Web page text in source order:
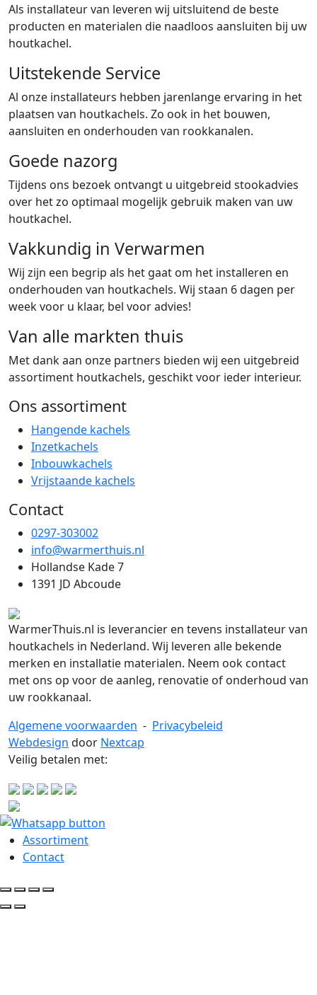
Als installateur van leveren wij uitsluitend de beste
producten en materialen die naadloos aansluiten bij uw
houtkachel.
Uitstekende Service
Al onze installateurs hebben jarenlange ervaring in het
plaatsen van houtkachels. Zo ook in het bouwen,
aansluiten en onderhouden van rookkanalen.
Goede nazorg
Tijdens ons bezoek ontvangt u uitgebreid stookadvies
over het zo optimaal mogelijk gebruik maken van uw
houtkachel.
Vakkundig in Verwarmen
Wij zijn een begrip als het gaat om het installeren en
onderhouden van houtkachels. Wij staan 6 dagen per
week voor u klaar, bel voor advies!
Van alle markten thuis
Met dank aan onze partners bieden wij een uitgebreid
assortiment houtkachels, geschikt voor ieder interieur.
Ons assortiment
Hangende kachels
Inzetkachels
Inbouwkachels
Vrijstaande kachels
Contact
0297-303002
info@warmerthuis.nl
Hollandse Kade 7
1391 JD Abcoude
WarmerThuis.nl is leverancier en tevens installateur van
houtkachels in Nederland. Wij leveren alle bekende
merken en installatie materialen. Neem ook contact
met ons op voor de aanleg, renovatie of onderhoud van
uw rookkanaal.
Algemene voorwaarden - Privacybeleid
Webdesign door Nextcap
Veilig betalen met:
Assortiment
Contact